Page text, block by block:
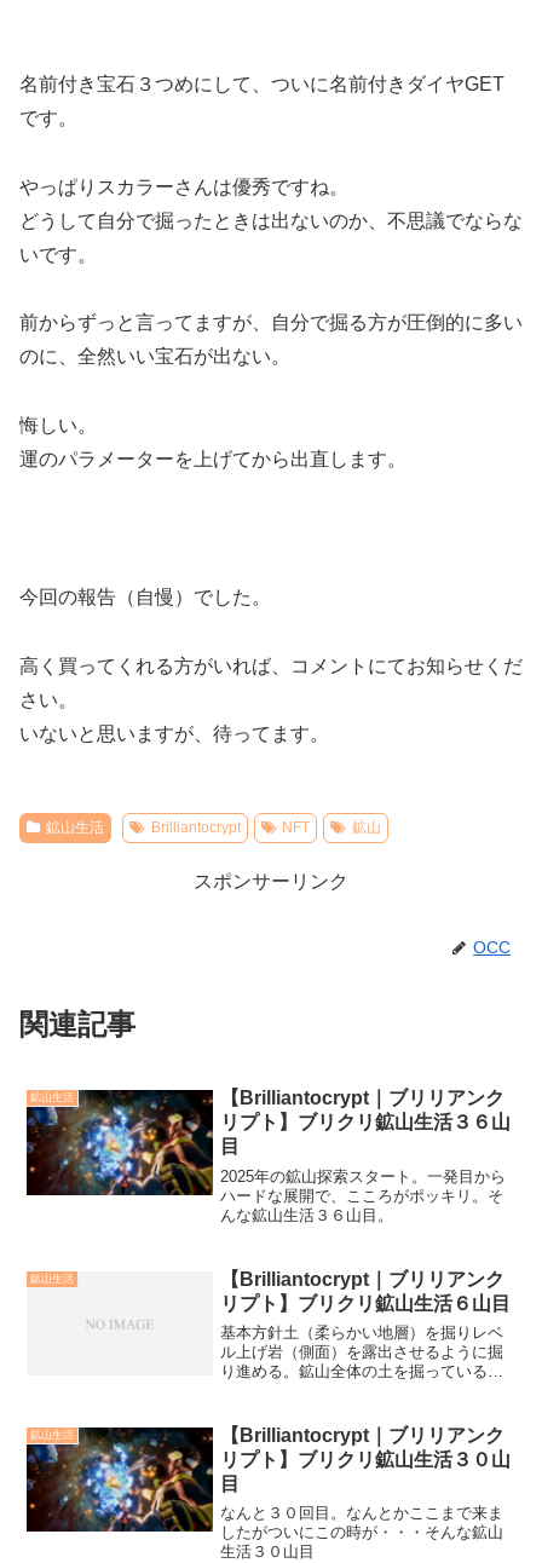
名前付き宝石３つめにして、ついに名前付きダイヤGET
です。
やっぱりスカラーさんは優秀ですね。
どうして自分で掘ったときは出ないのか、不思議でならな
いです。
前からずっと言ってますが、自分で掘る方が圧倒的に多い
のに、全然いい宝石が出ない。
悔しい。
運のパラメーターを上げてから出直します。
今回の報告（自慢）でした。
高く買ってくれる方がいれば、コメントにてお知らせくだ
さい。
いないと思いますが、待ってます。
鉱山生活 Brilliantocrypt NFT 鉱山
スポンサーリンク
OCC
関連記事
鉱山生活
【Brilliantocrypt｜ブリリアンク
リプト】ブリクリ鉱山生活３６山
目
2025年の鉱山探索スタート。一発目から
ハードな展開で、こころがポッキリ。そ
んな鉱山生活３６山目。
鉱山生活
【Brilliantocrypt｜ブリリアンク
リプト】ブリクリ鉱山生活６山目
基本方針土（柔らかい地層）を掘りレベ
ル上げ岩（側面）を露出させるように掘
り進める。鉱山全体の土を掘っていると
ぐ近くの鉱石を採掘してレベル１５を目
指す。（場所の特定が...
鉱山生活
【Brilliantocrypt｜ブリリアンク
リプト】ブリクリ鉱山生活３０山
目
なんと３０回目。なんとかここまで来ま
したがついにこの時が・・・そんな鉱山
生活３０山目